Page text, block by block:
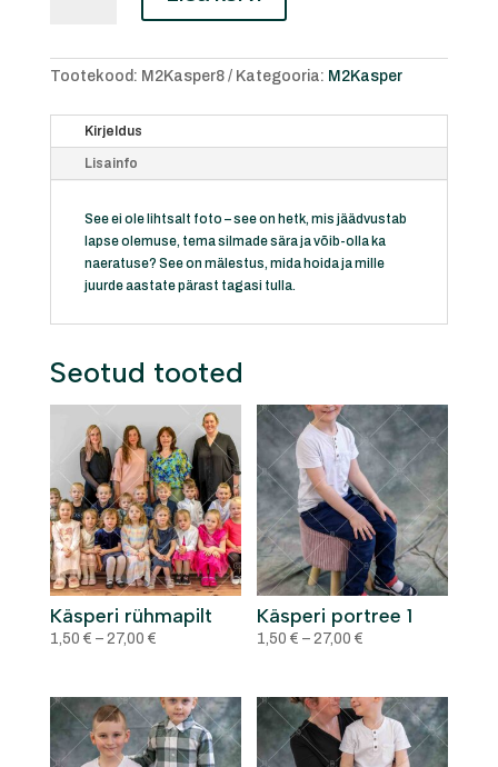
Tootekood: M2Kasper8 Kategooria: M2Kasper
Kirjeldus
Lisainfo
See ei ole lihtsalt foto – see on hetk, mis jäädvustab
lapse olemuse, tema silmade sära ja võib-olla ka
naeratuse? See on mälestus, mida hoida ja mille
juurde aastate pärast tagasi tulla.
Seotud tooted
Käsperi rühmapilt
1,50 € – 27,00 €Price
through
27,00 €
Käsperi portree 1
1,50€ – 27,00€
through
27,00 €